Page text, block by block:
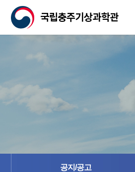
공지/공고